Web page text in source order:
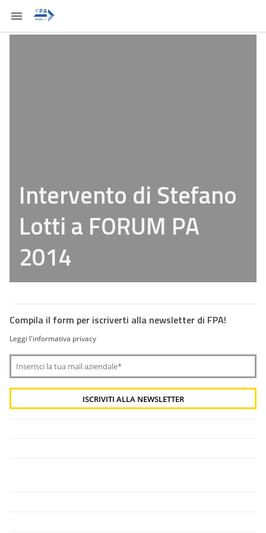
Intervento di Stefano
Lotti a FORUM PA
2014
Compila il form per iscriverti alla newsletter di FPA!
Leggi l'informativa privacy